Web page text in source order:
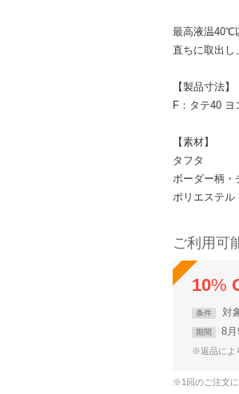
最高液温40℃
直ちに取出し
【製品寸法】
F：タテ40 ヨ
【素材】
タフタ
ボーダー柄・
ポリエステル
ご利用可
10%
条件 対
期間 8
※返品によ
※1回のご注文に